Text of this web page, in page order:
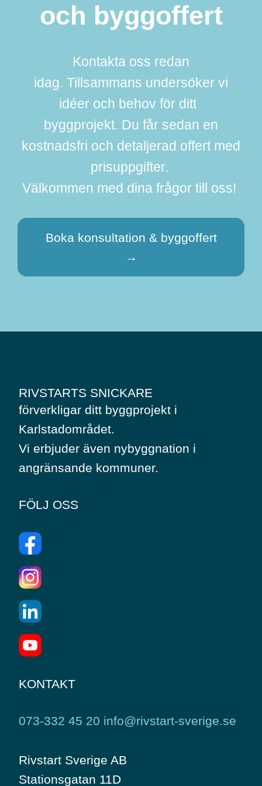
och byggoffert
Kontakta oss redan
idag. Tillsammans undersöker vi
idéer och behov för ditt
byggprojekt. Du får sedan en
kostnadsfri och detaljerad offert med
prisuppgifter.
Välkommen med dina frågor till oss!
Boka konsultation & byggoffert
→
RIVSTARTS SNICKARE
förverkligar ditt byggprojekt i
Karlstadområdet.
Vi erbjuder även nybyggnation i
angränsande kommuner.
FÖLJ OSS
KONTAKT
073-332 45 20 info@rivstart-sverige.se
Rivstart Sverige AB
Stationsgatan 11D